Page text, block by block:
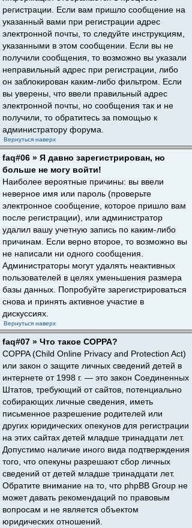
регистрации. Если вам пришло сообщение на
указанный вами при регистрации адрес
электронной почты, то следуйте инструкциям,
указанными в этом сообщении. Если вы не
получили сообщения, то возможно вы указали
неправильный адрес при регистрации, либо
он заблокирован каким-либо фильтром. Если
вы уверены, что ввели правильный адрес
электронной почты, но сообщения так и не
получили, то обратитесь за помощью к
администратору форума.
Вернуться наверх
faq#06 » Я давно зарегистрирован, но
больше не могу войти!
Наиболее вероятные причины: вы ввели
неверное имя или пароль (проверьте
электронное сообщение, которое пришло вам
после регистрации), или администратор
удалил вашу учетную запись по каким-либо
причинам. Если верно второе, то возможно вы
не написали ни одного сообщения.
Администраторы могут удалять неактивных
пользователей в целях уменьшения размера
базы данных. Попробуйте зарегистрироваться
снова и принять активное участие в
дискуссиях.
Вернуться наверх
faq#07 » Что такое COPPA?
COPPA (Child Online Privacy and Protection Act)
или закон о защите личных сведений детей в
интернете от 1998 г. — это закон Соединенных
Штатов, требующий от сайтов, потенциально
собирающих личные сведения, иметь
письменное разрешение родителей или
других юридических опекунов для регистрации
на этих сайтах детей младше тринадцати лет.
Допустимо наличие иного вида подтверждения
того, что опекуны разрешают сбор личных
сведений от детей младше тринадцати лет.
Обратите внимание на то, что phpBB Group не
может давать рекомендаций по правовым
вопросам и не является объектом
юридических отношений.